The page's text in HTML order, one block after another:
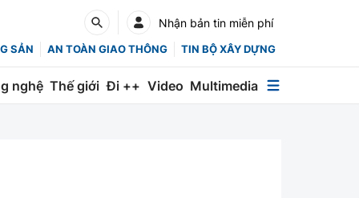
Nhận bản tin miễn phí
SẢN AN TOÀN GIAO THÔNG TIN BỘ XÂY DỰNG
nghệ Thế giới Đi ++ Video Multimedia